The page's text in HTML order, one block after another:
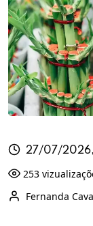
27/07/2026,
253
Fernanda